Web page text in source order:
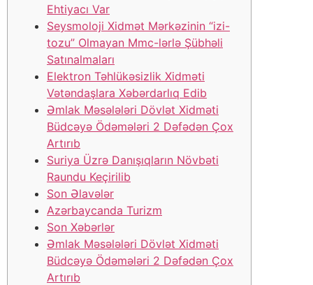
Ehtiyacı Var
Seysmoloji Xidmət Mərkəzinin “izi-
tozu” Olmayan Mmc-lərlə Şübhəli
Satınalmaları
Elektron Təhlükəsizlik Xidməti
Vətəndaşlara Xəbərdarlıq Edib
Əmlak Məsələləri Dövlət Xidməti
Büdcəyə Ödəmələri 2 Dəfədən Çox
Artırıb
Suriya Üzrə Danışıqların Növbəti
Raundu Keçirilib
Son Əlavələr
Azərbaycanda Turizm
Son Xəbərlər
Əmlak Məsələləri Dövlət Xidməti
Büdcəyə Ödəmələri 2 Dəfədən Çox
Artırıb